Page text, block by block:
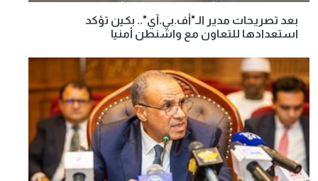
بعد تصريحات مدير الـ"أف.بي.آي".. بكين تؤكد
استعدادها للتعاون مع واشنطن أمنيا